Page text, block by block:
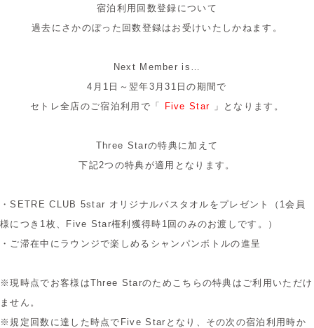
宿泊利用回数登録について
過去にさかのぼった回数登録はお受けいたしかねます。
Next Member is…
4月1日～翌年3月31日の期間で
セトレ全店のご宿泊利用で「
Five Star 」となります。
Three Starの特典に加えて
下記2つの特典が適用となります。
・SETRE CLUB 5star オリジナルバスタオルをプレゼント（1会員
様につき1枚、Five Star権利獲得時1回のみのお渡しです。
）
・ご滞在中にラウンジで楽しめるシャンパンボトルの進呈
※現時点でお客様はThree Starのためこちらの特典はご利用いただけ
ません。
※規定回数に達した時点でFive Starとなり、その次の宿泊利用時か